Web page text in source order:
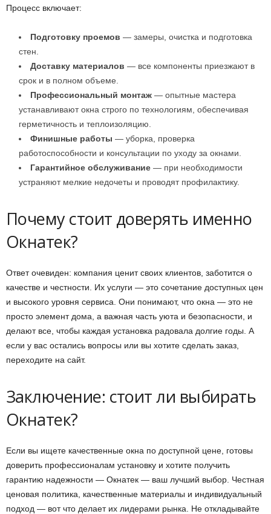
Процесс включает:
Подготовку проемов — замеры, очистка и подготовка
стен.
Доставку материалов — все компоненты приезжают в
срок и в полном объеме.
Профессиональный монтаж — опытные мастера
устанавливают окна строго по технологиям, обеспечивая
герметичность и теплоизоляцию.
Финишные работы — уборка, проверка
работоспособности и консультации по уходу за окнами.
Гарантийное обслуживание — при необходимости
устраняют мелкие недочеты и проводят профилактику.
Почему стоит доверять именно
Окнатек?
Ответ очевиден: компания ценит своих клиентов, заботится о
качестве и честности. Их услуги — это сочетание доступных цен
и высокого уровня сервиса. Они понимают, что окна — это не
просто элемент дома, а важная часть уюта и безопасности, и
делают все, чтобы каждая установка радовала долгие годы. А
если у вас остались вопросы или вы хотите сделать заказ,
переходите на сайт.
Заключение: стоит ли выбирать
Окнатек?
Если вы ищете качественные окна по доступной цене, готовы
доверить профессионалам установку и хотите получить
гарантию надежности — Окнатек — ваш лучший выбор. Честная
ценовая политика, качественные материалы и индивидуальный
подход — вот что делает их лидерами рынка. Не откладывайте